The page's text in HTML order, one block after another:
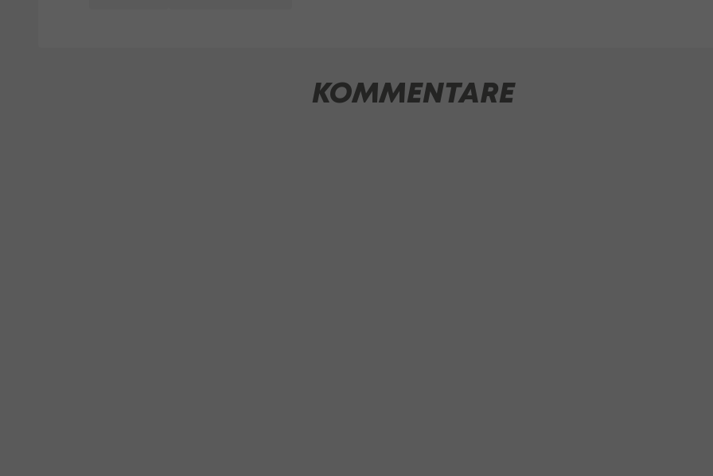
KOMMENTARE